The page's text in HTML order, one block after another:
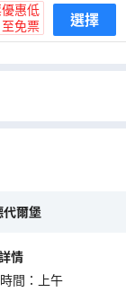
惠低
至免票
選擇
代爾堡
情
間 ： 上午